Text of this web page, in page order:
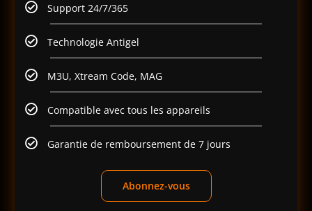
Support 24/7/365
Technologie Antigel
M3U, Xtream Code, MAG
Compatible avec tous les appareils
Garantie de remboursement de 7 jours
Abonnez-vous